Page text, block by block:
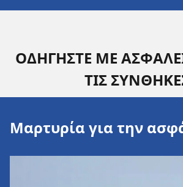
ΟΔΗΓΗΣΤΕ ΜΕ
ΤΙΣ
Μαρτυρία για την